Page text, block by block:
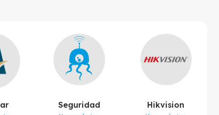
Seguridad Hikvision